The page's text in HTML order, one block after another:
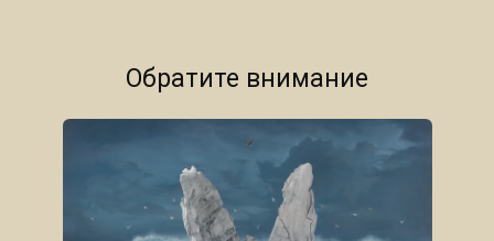
Обратите внимание